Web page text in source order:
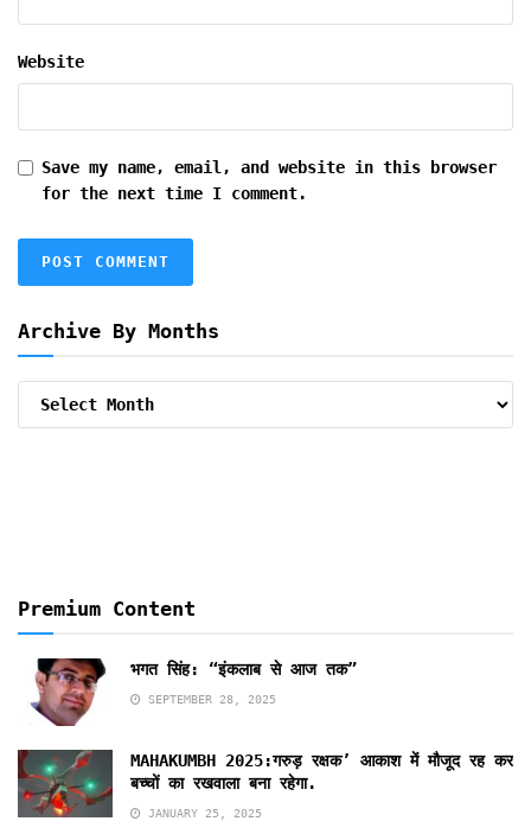
Website
Save my name, email, and website in this browser
for the next time I comment.
Archive By Months
Premium Content
भगत सिंह: “इंकलाब से आज तक”
SEPTEMBER 28, 2025
MAHAKUMBH 2025:गरुड़ रक्षक’ आकाश में मौजूद रह कर
बच्चों का रखवाला बना रहेगा.
JANUARY 25, 2025